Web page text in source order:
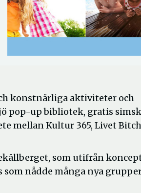
konstnärliga aktiviteter och
pop-up bibliotek, gratis
mellan Kultur 365, Livet
som utifrån
nådde många nya